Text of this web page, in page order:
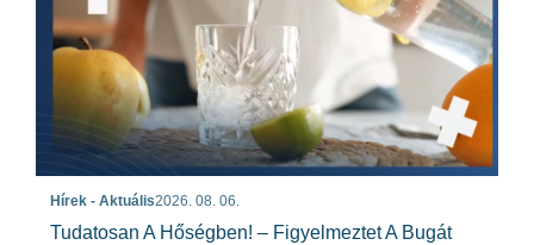
Hírek - Aktuális2026. 08. 06.
Tudatosan A Hőségben! – Figyelmeztet A Bugát